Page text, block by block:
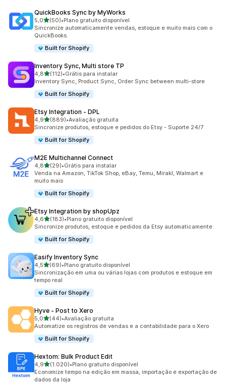
QuickBooks Sync by MyWorks
5,0de 5 estrelas
(50)
50 avaliações ao todo
•Plano gratuito disponível
Sincronize automaticamente vendas, estoque e muito mais com o
QuickBooks.
Built for Shopify
Inventory Sync, Multi store TP
4,8de 5 estrelas
(112)
112 avaliações ao todo
•Grátis para instalar
Inventory Sync, Product Sync, Order Sync between multi-store
Built for Shopify
Etsy Integration ‑ DPL
4,9de 5 estrelas
(889)
889 avaliações ao todo
•Avaliação gratuita
Sincronize produtos, estoque e pedidos do Etsy - Suporte 24/7
Built for Shopify
M2E Multichannel Connect
4,8de 5 estrelas
(29)
29 avaliações ao todo
•Grátis para instalar
Venda na Amazon, TikTok Shop, eBay, Temu, Mirakl, Walmart e
muito mais
Built for Shopify
Etsy Integration by shopUpz
4,6de 5 estrelas
(183)
183 avaliações ao todo
•Plano gratuito disponível
Sincronize produtos, estoque e pedidos da Etsy automaticamente
Built for Shopify
Easify Inventory Sync
4,5de 5 estrelas
(69)
69 avaliações ao todo
•Plano gratuito disponível
Sincronização em uma ou várias lojas com produtos e estoque em
tempo real
Built for Shopify
Hyve ‑ Post to Xero
5,0de 5 estrelas
(44)
44 avaliações ao todo
•Avaliação gratuita
Automatize os registros de vendas e a contabilidade para o Xero
Built for Shopify
Hextom: Bulk Product Edit
4,9de 5 estrelas
(1.020)
1020 avaliações ao todo
•Plano gratuito disponível
Economize tempo na edição em massa, importação e exportação de
dados da loja